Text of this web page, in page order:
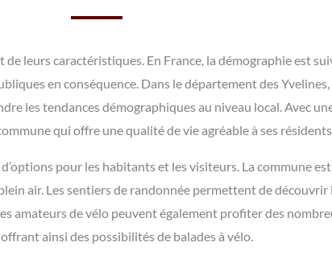
leurs caractéristiques. En France, la démographie est
en conséquence. Dans le département des
les tendances démographiques au niveau local. Avec
qui offre une qualité de vie agréable à ses résidents.
pour les habitants et les visiteurs. La commune
air. Les sentiers de randonnée permettent de découvrir
amateurs de vélo peuvent également profiter des
ainsi des possibilités de balades à vélo.